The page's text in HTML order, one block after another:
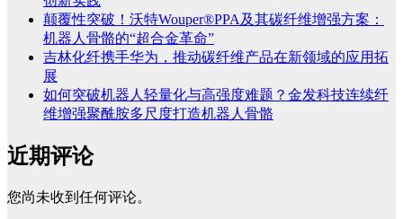
颠覆性突破！沃特Wouper®PPA及其碳纤维增强方案：
机器人骨骼的“超合金革命”
吉林化纤携手华为，推动碳纤维产品在新领域的应用拓
展
如何突破机器人轻量化与高强度难题？金发科技连续纤
维增强聚酰胺多尺度打造机器人骨骼
近期评论
您尚未收到任何评论。